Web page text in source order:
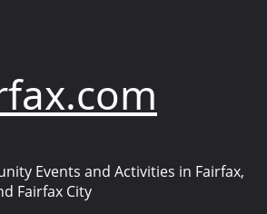
Events and Activities in Fairfax,
Fairfax City